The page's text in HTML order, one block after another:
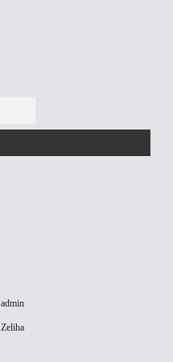
admin
Zeliha